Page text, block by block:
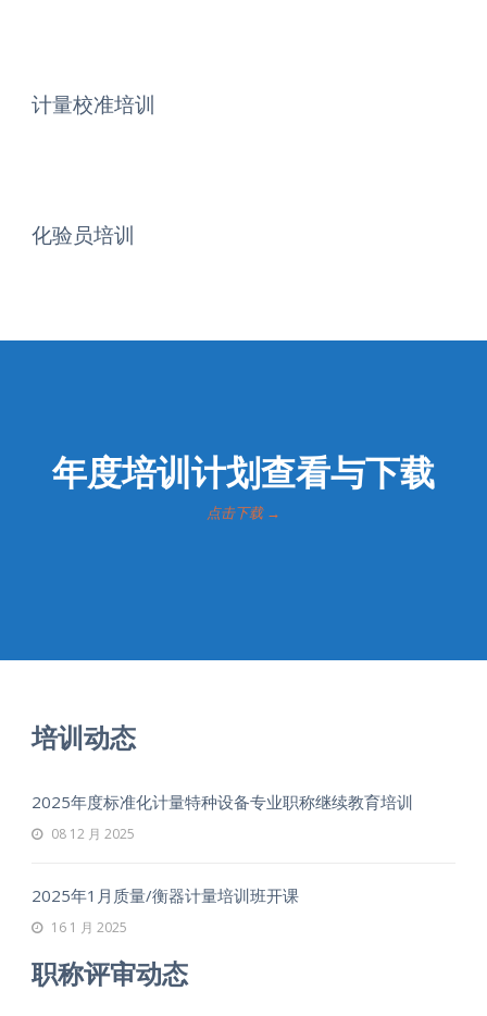
计量校准培训
化验员培训
年度培训计划查看与下载
点击下载 →
培训动态
2025年度标准化计量特种设备专业职称继续教育培训
08 12 月 2025
2025年1月质量/衡器计量培训班开课
16 1 月 2025
职称评审动态